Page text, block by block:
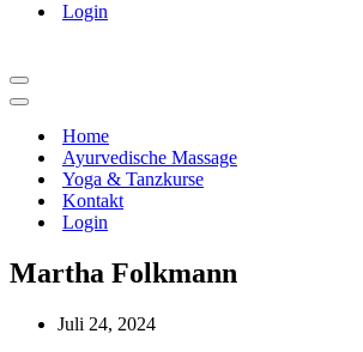
Login
Navigationsmenü
Navigationsmenü
Home
Ayurvedische Massage
Yoga & Tanzkurse
Kontakt
Login
Martha Folkmann
Juli 24, 2024